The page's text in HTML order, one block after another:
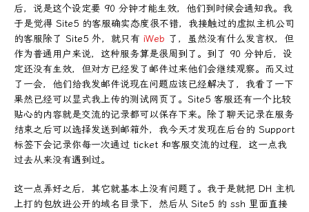
后，说是这个设定要 90 分钟才能生效，他们到时候会通知我。我
于是觉得 Site5 的客服确实态度很不错，我接触过的虚拟主机公司
的客服除了 Site5 外，就只有 iWeb 了，虽然没有什么发言权，但
作为普通用户来说，这种服务算是很周到了。到了 90 分钟后，设
定还没有生效，但对方已经发了邮件过来他们会继续观察。而又过
了一会，他们给我发邮件说现在问题应该已经解决了，我看了一下
果然已经可以显式我上传的测试网页了。Site5 客服还有一个比较
贴心的内容就是交流的记录都可以保存下来。除了聊天记录在服务
结束之后可以选择发送到邮箱外，我今天才发现在后台的 Support
标签下会记录你每一次通过 ticket 和客服交流的过程，这一点我
过去从来没有遇到过。
这一点弄好之后，其它就基本上没有问题了。我于是就把 DH 主机
上打的包放进公开的域名目录下，然后从 Site5 的 ssh 里面直接